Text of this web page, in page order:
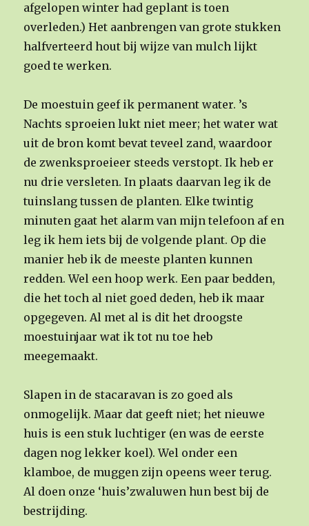
afgelopen winter had geplant is toen
overleden.) Het aanbrengen van grote stukken
halfverteerd hout bij wijze van mulch lijkt
goed te werken.
De moestuin geef ik permanent water. ’s
Nachts sproeien lukt niet meer; het water wat
uit de bron komt bevat teveel zand, waardoor
de zwenksproeieer steeds verstopt. Ik heb er
nu drie versleten. In plaats daarvan leg ik de
tuinslang tussen de planten. Elke twintig
minuten gaat het alarm van mijn telefoon af en
leg ik hem iets bij de volgende plant. Op die
manier heb ik de meeste planten kunnen
redden. Wel een hoop werk. Een paar bedden,
die het toch al niet goed deden, heb ik maar
opgegeven. Al met al is dit het droogste
moestuinjaar wat ik tot nu toe heb
meegemaakt.
Slapen in de stacaravan is zo goed als
onmogelijk. Maar dat geeft niet; het nieuwe
huis is een stuk luchtiger (en was de eerste
dagen nog lekker koel). Wel onder een
klamboe, de muggen zijn opeens weer terug.
Al doen onze ‘huis’zwaluwen hun best bij de
bestrijding.